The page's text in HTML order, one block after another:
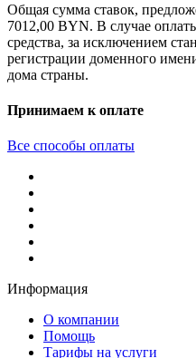
Общая сумма ставок,
7012,00 BYN. В случае
средства, за исключением
регистрации доменного
дома страны.
Принимаем к оплате
Все способы оплаты
Информация
О компании
Помощь
Тарифы на услуги